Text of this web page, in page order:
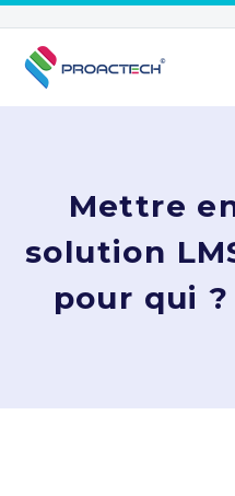
Mettre
solution
pour qui